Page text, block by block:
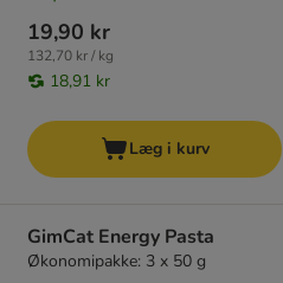
19,90 kr
132,70 kr / kg
18,91 kr
Læg i kurv
GimCat Energy Pasta
Økonomipakke: 3 x 50 g